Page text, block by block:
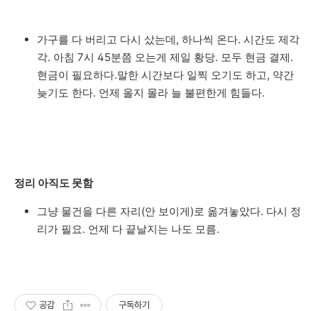
가구를 다 버리고 다시 샀는데, 하나씩 온다. 시간도 제각
각. 아침 7시 45분쯤 오는게 제일 황당. 모두 현금 결제.
현금이 필요하다.말한 시간보다 일찍 오기도 하고, 약간
늦기도 한다. 언제 올지 몰라 늘 불편한게 힘들다.
정리 아직도 못함
그냥 물건을 다른 자리(안 보이게)로 옮겨놓았다. 다시 정
리가 필요. 언제 다 끝날지는 나도 모름.
공감 구독하기